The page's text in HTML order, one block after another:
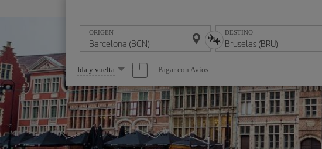
ORIGEN DESTINO
Seleccione
una
opción
Ida y vuelta Pagar con Avios